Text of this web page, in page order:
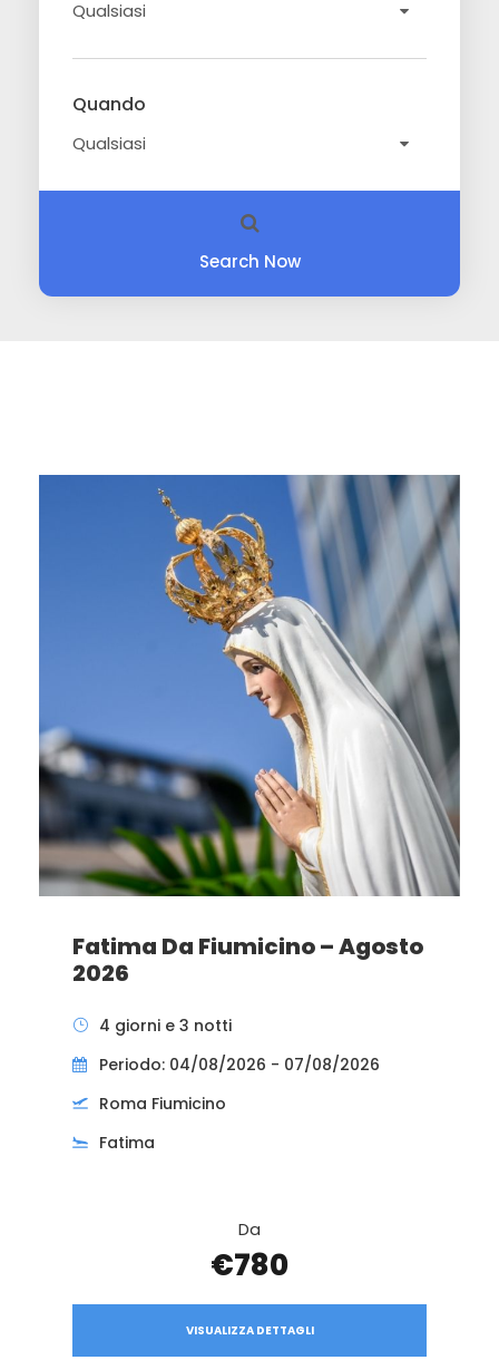
Quando
Search Now
Fatima Da Fiumicino – Agosto
2026
4 giorni e 3 notti
Periodo: 04/08/2026 - 07/08/2026
Roma Fiumicino
Fatima
Da
€780
VISUALIZZA DETTAGLI